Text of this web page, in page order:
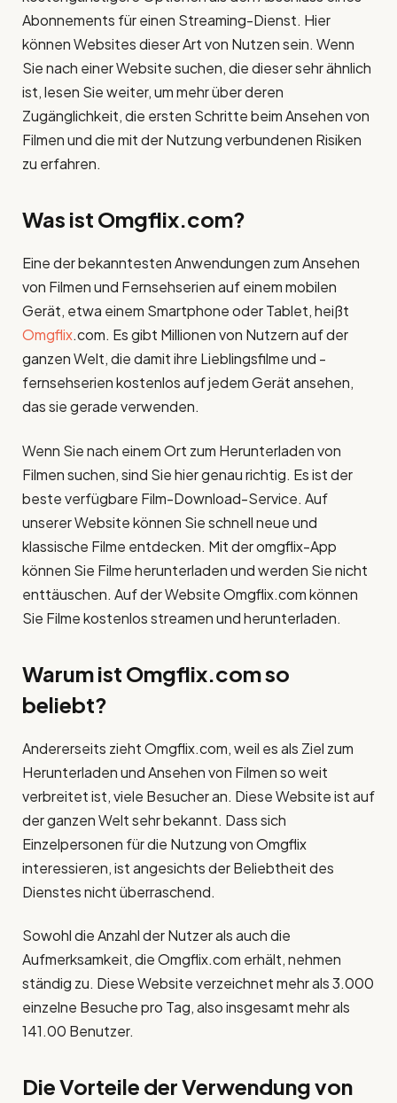
Abonnements für einen Streaming-Dienst. Hier
können Websites dieser Art von Nutzen sein. Wenn
Sie nach einer Website suchen, die dieser sehr ähnlich
ist, lesen Sie weiter, um mehr über deren
Zugänglichkeit, die ersten Schritte beim Ansehen von
Filmen und die mit der Nutzung verbundenen Risiken
zu erfahren.
Was ist Omgflix.com?
Eine der bekanntesten Anwendungen zum Ansehen
von Filmen und Fernsehserien auf einem mobilen
Gerät, etwa einem Smartphone oder Tablet, heißt
Omgflix.com. Es gibt Millionen von Nutzern auf der
ganzen Welt, die damit ihre Lieblingsfilme und -
fernsehserien kostenlos auf jedem Gerät ansehen,
das sie gerade verwenden.
Wenn Sie nach einem Ort zum Herunterladen von
Filmen suchen, sind Sie hier genau richtig. Es ist der
beste verfügbare Film-Download-Service. Auf
unserer Website können Sie schnell neue und
klassische Filme entdecken. Mit der omgflix-App
können Sie Filme herunterladen und werden Sie nicht
enttäuschen. Auf der Website Omgflix.com können
Sie Filme kostenlos streamen und herunterladen.
Warum ist Omgflix.com so
beliebt?
Andererseits zieht Omgflix.com, weil es als Ziel zum
Herunterladen und Ansehen von Filmen so weit
verbreitet ist, viele Besucher an. Diese Website ist auf
der ganzen Welt sehr bekannt. Dass sich
Einzelpersonen für die Nutzung von Omgflix
interessieren, ist angesichts der Beliebtheit des
Dienstes nicht überraschend.
Sowohl die Anzahl der Nutzer als auch die
Aufmerksamkeit, die Omgflix.com erhält, nehmen
ständig zu. Diese Website verzeichnet mehr als 3.000
einzelne Besuche pro Tag, also insgesamt mehr als
141.00 Benutzer.
Die Vorteile der Verwendung von